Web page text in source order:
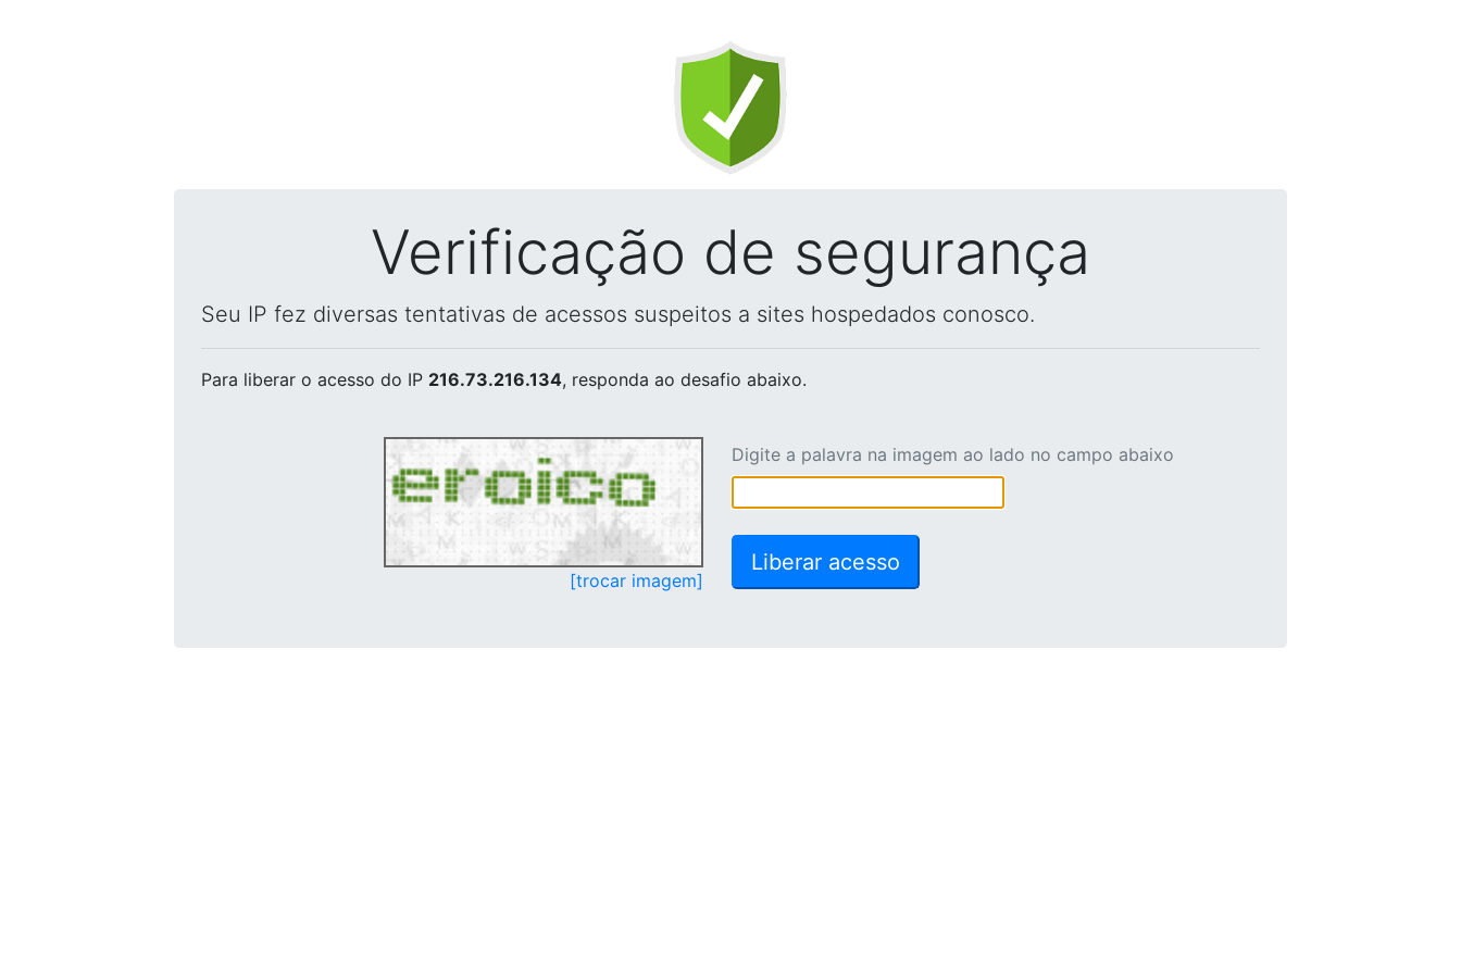
Verificação de segurança
Seu IP fez diversas tentativas de acessos suspeitos a sites hospedados conosco.
Para liberar o acesso do IP 216.73.216.134, responda ao desafio abaixo.
[trocar imagem]
Digite a palavra na imagem ao lado no campo abaixo